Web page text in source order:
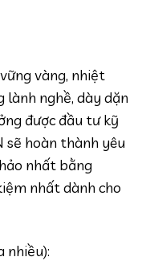
vàng, nhiệt
lành nghề, dày dặn
được đầu tư kỹ
sẽ hoàn thành yêu
nhất bằng
nhất dành cho
nhiều):